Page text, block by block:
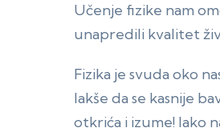
Učenje fizike nam
unapredili kvalitet
Fizika je svuda oko
lakše da se kasnije
otkrića i izume! Iako